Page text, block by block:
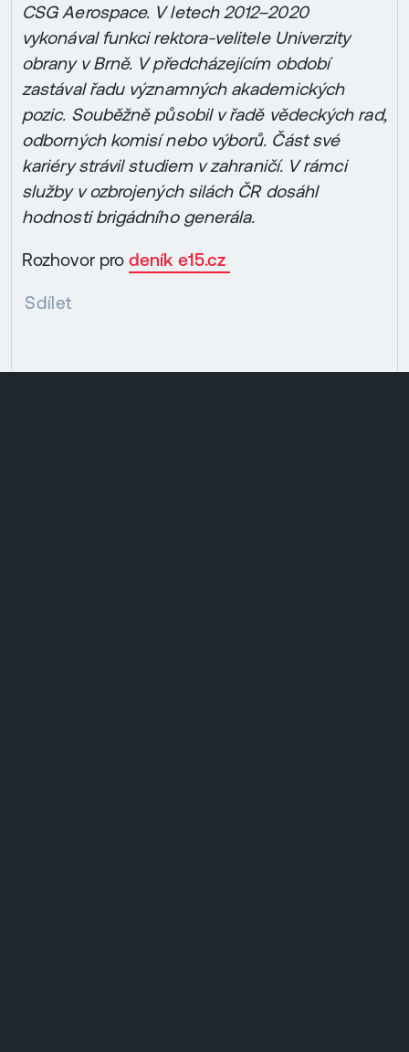
CSG Aerospace. V letech 2012–2020
vykonával funkci rektora-velitele Univerzity
obrany v Brně. V předcházejícím období
zastával řadu významných akademických
pozic. Souběžně působil v řadě vědeckých rad,
odborných komisí nebo výborů. Část své
kariéry strávil studiem v zahraničí. V rámci
služby v ozbrojených silách ČR dosáhl
hodnosti brigádního generála.
Rozhovor prodeník e15.cz
Sdílet